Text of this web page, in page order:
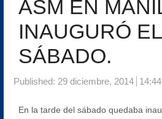
ASM EN
INAUGURÓ
SÁBADO.
Published: 29 diciembre, 2014 14:44
En la tarde del sábado quedaba